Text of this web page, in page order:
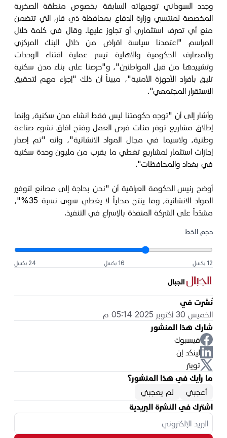
وجدد السوداني توجيهاته السابقة بخصوص منطقة الصخرية
المخصصة لمنتسبي وزارة الدفاع بمحافظة ذي قار، التي تتضمن
منع أي تصرف استثماري أو تجاوز عليها. وقال في كلمة خلال
المراسم "اعتمدنا سياسة اقراض من خلال البنك المركزي
والمصارف الحكومية والأهلية تيسر عملية اقتناء الوحدات
وتشييدها من قبل المواطنين"، و"حرصنا على بناء مدن سكنية
تليق بأفراد الأجهزة الأمنية"، مبيناً أن ذلك "إجراء مهم لتحقيق
الاستقرار المجتمعي".
وأشار إلى أن "توجه حكومتنا ليس فقط انشاء مدن سكنية، وإنما
إطلاق مشاريع توفر مئات فرص العمل وفتح افاق نشوء صناعة
وطنية، ولاسيما في مجال المواد الانشائية"، وأنه "تم إصدار
إجازات استثمار لمشاريع تغطي ما يقرب من مليون وحدة سكنية
في بغداد والمحافظات".
أوضح رئيس الحكومة العراقية أن "نحن بحاجة إلى مصانع لتوفير
المواد الانشائية، وما ينتج محلياً لا يغطي سوى نسبة 35%"،
مشدّداً على الشركة المنفذة بالإسراع في التنفيذ.
حجم الخط
12 بكسل 16 بكسل 24 بكسل
الجبال
نُشرت في
الخميس 30 أكتوبر 2025 05:14 م
شارك هذا المنشور
فيسبوك
لينكد إن
تويتر
ما رأيك في هذا المنشور؟
أعجبني
لم يعجبني
اشترك في النشرة البريدية